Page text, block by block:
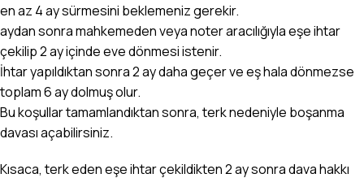
en az 4 ay sürmesini beklemeniz gerekir.
aydan sonra mahkemeden veya noter aracılığıyla eşe ihtar
çekilip 2 ay içinde eve dönmesi istenir.
İhtar yapıldıktan sonra 2 ay daha geçer ve eş hala dönmezse
toplam 6 ay dolmuş olur.
Bu koşullar tamamlandıktan sonra, terk nedeniyle boşanma
davası açabilirsiniz.
Kısaca, terk eden eşe ihtar çekildikten 2 ay sonra dava hakkı